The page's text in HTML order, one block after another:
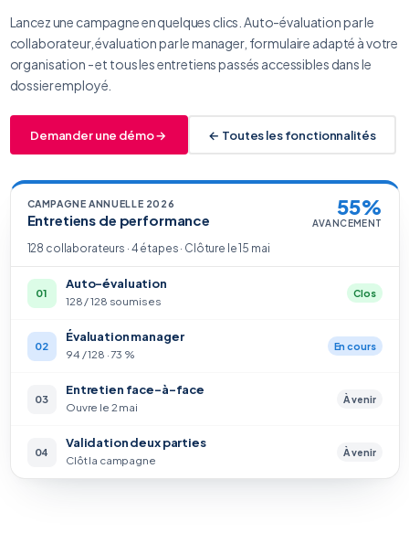
Lancez une campagne en quelques clics. Auto-évaluation par le
collaborateur, évaluation par le manager, formulaire adapté à votre
organisation - et tous les entretiens passés accessibles dans le
dossier employé.
Demander une démo → ← Toutes les fonctionnalités
CAMPAGNE ANNUELLE 2026
Entretiens de performance
55%
AVANCEMENT
128 collaborateurs · 4 étapes · Clôture le 15 mai
01
Auto-évaluation
128 / 128 soumises
Clos
02
Évaluation manager
94 / 128 · 73 %
En cours
03
Entretien face-à-face
Ouvre le 2 mai
À venir
04
Validation deux parties
Clôt la campagne
À venir